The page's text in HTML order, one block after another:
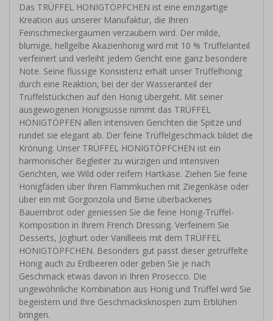
Das TRÜFFEL HONIGTÖPFCHEN ist eine einzigartige
Kreation aus unserer Manufaktur, die Ihren
Feinschmeckergaumen verzaubern wird. Der milde,
blumige, hellgelbe Akazienhonig wird mit 10 % Trüffelanteil
verfeinert und verleiht jedem Gericht eine ganz besondere
Note. Seine flüssige Konsistenz erhält unser Trüffelhonig
durch eine Reaktion, bei der der Wasseranteil der
Trüffelstückchen auf den Honig übergeht. Mit seiner
ausgewogenen Honigsüsse nimmt das TRÜFFEL
HONIGTÖPFEN allen intensiven Gerichten die Spitze und
rundet sie elegant ab. Der feine Trüffelgeschmack bildet die
Krönung. Unser TRÜFFEL HONIGTÖPFCHEN ist ein
harmonischer Begleiter zu würzigen und intensiven
Gerichten, wie Wild oder reifem Hartkäse. Ziehen Sie feine
Honigfäden über Ihren Flammkuchen mit Ziegenkäse oder
über ein mit Gorgonzola und Birne überbackenes
Bauernbrot oder geniessen Sie die feine Honig-Trüffel-
Komposition in Ihrem French Dressing. Verfeinern Sie
Desserts, Joghurt oder Vanilleeis mit dem TRÜFFEL
HONIGTÖPFCHEN. Besonders gut passt dieser getrüffelte
Honig auch zu Erdbeeren oder geben Sie je nach
Geschmack etwas davon in Ihren Prosecco. Die
ungewöhnliche Kombination aus Honig und Trüffel wird Sie
begeistern und Ihre Geschmacksknospen zum Erblühen
bringen.